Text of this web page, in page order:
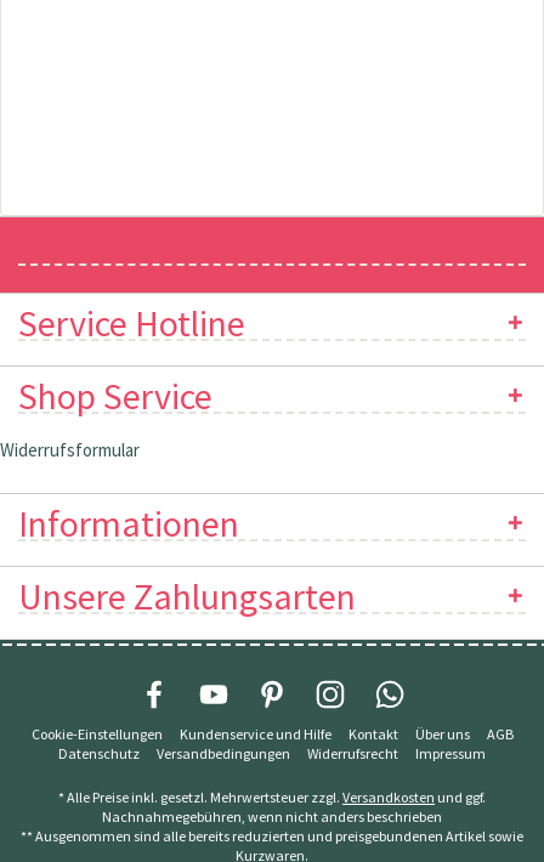
Service Hotline
Shop Service
Widerrufsformular
Informationen
Unsere Zahlungsarten
Cookie-Einstellungen Kundenservice und Hilfe Kontakt Über uns
AGB
Datenschutz
Versandbedingungen Widerrufsrecht Impressum
* Alle Preise inkl. gesetzl. Mehrwertsteuer zzgl. Versandkosten und ggf.
Nachnahmegebühren, wenn nicht anders beschrieben
** Ausgenommen sind alle bereits reduzierten und preisgebundenen Artikel sowie
Kurzwaren.